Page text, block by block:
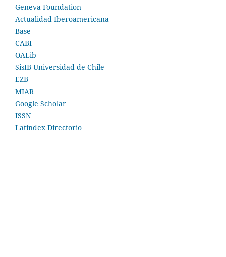
Geneva Foundation
Actualidad Iberoamericana
Base
CABI
OALib
SisIB Universidad de Chile
EZB
MIAR
Google Scholar
ISSN
Latindex Directorio